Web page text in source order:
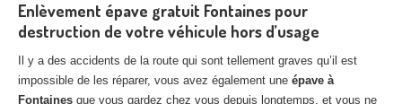
Centreagréé VHU 91 : casse auto avec destruction
Centre agréé VHU 93 : casse auto avec destruction
Enlèvement épave gratuit Fontaines pour
destruction de votre véhicule hors d’usage
Il y a des accidents de la route qui sont tellement graves qu’il est
impossible de les réparer, vous avez également une épave à
Fontaines que vous gardez chez vous depuis longtemps, et vous ne